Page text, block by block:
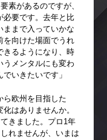
素があるのですが、
必要です。去年と比
ままで入っていかな
を向けた場面でうれ
きるようになり、時
うメンタルにも変わ
いきたいです」
欧州を目指した
はありませんか。
てきました。プロ1年
れませんが、いまは